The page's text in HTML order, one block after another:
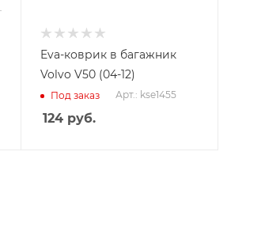
Eva-коврик в багажник
Volvo V50 (04-12)
Под заказ Арт.: kse1455
124 руб.